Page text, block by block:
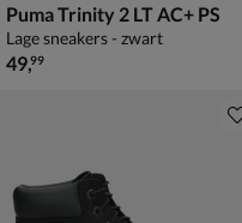
Puma Trinity 2 LT AC+ PS
Lage sneakers - zwart
€ 49,99
49,99